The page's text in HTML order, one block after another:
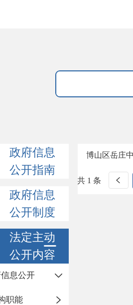
政府信息
公开指南
政府信息
公开制度
法定主动
公开内容
息公开
职能
博山区岳庄
共 1 条